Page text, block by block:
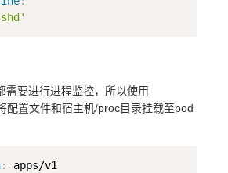
需要进行进程监控，所以使用
配置文件和宿主机/proc目录挂载至pod
: